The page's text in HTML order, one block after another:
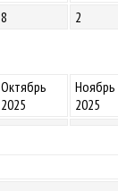
8 2
Октябрь
2025
Ноябрь
2025